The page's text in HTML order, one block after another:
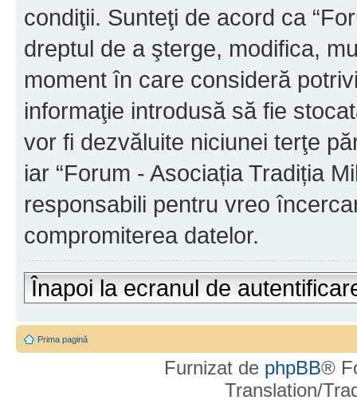
condiţii. Sunteţi de acord ca
dreptul de a şterge, modifica,
moment în care consideră
informaţie introdusă să fie
vor fi dezvăluite niciunei terţe
iar “Forum - Asociația Tradiția
responsabili pentru vreo
compromiterea datelor.
Înapoi la ecranul de
Prima pagină
Furnizat de phpBB®
Translation/